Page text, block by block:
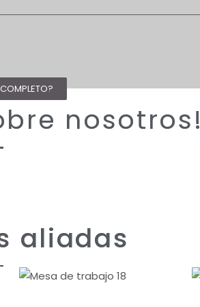
nosotros!
aliadas